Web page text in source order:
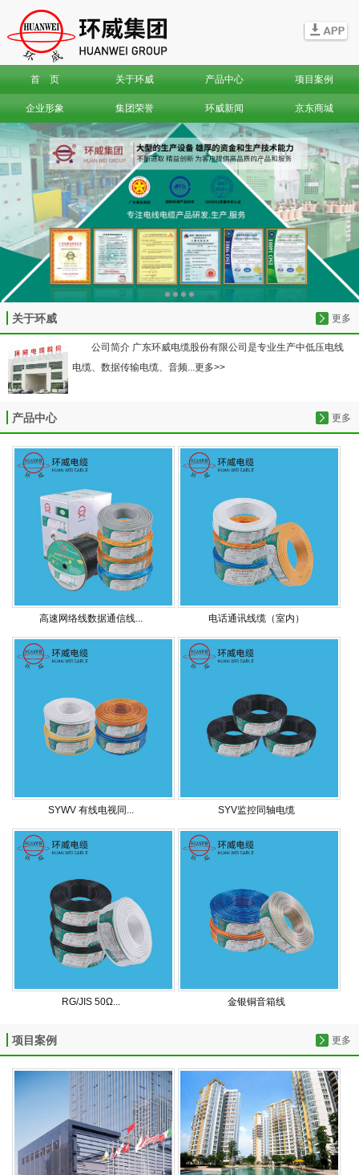
首 页 关于环威 产品中心 项目案例
企业形象 集团荣誉 环威新闻 京东商城
更多
关于环威
公司简介 广东环威电缆股份有限公司是专业生产中低压电线
电缆、数据传输电缆、音频...更多>>
更多
产品中心
高速网络线数据通信线... 电话通讯线缆（室内）
SYWV 有线电视同... SYV监控同轴电缆
RG/JIS 50Ω... 金银铜音箱线
更多
项目案例
信息搜索
搜索